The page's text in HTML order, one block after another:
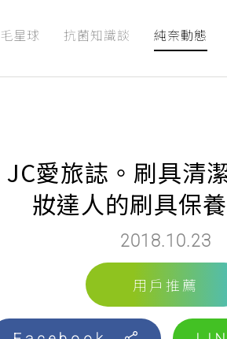
毛星球 抗菌知識談 純奈動態
JC愛旅誌。刷具清
妝達人的刷具保
2018.10.23
用戶推薦